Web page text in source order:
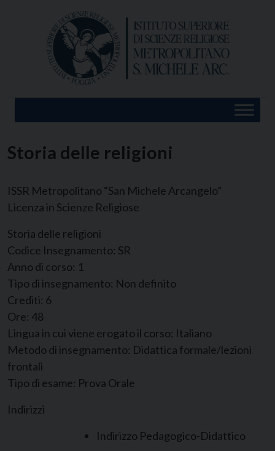
Storia delle religioni
ISSR Metropolitano “San Michele Arcangelo”
Licenza in Scienze Religiose
Storia delle religioni
Codice Insegnamento: SR
Anno di corso: 1
Tipo di insegnamento: Non definito
Crediti: 6
Ore: 48
Lingua in cui viene erogato il corso: Italiano
Metodo di insegnamento: Didattica formale/lezioni
frontali
Tipo di esame: Prova Orale
Indirizzi
Indirizzo Pedagogico-Didattico